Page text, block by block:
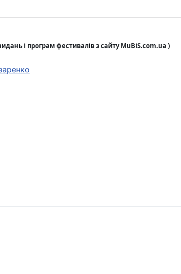
і програм фестивалів з сайту MuBiS.com.ua )